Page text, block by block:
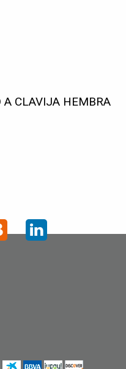
A CLAVIJA HEMBRA